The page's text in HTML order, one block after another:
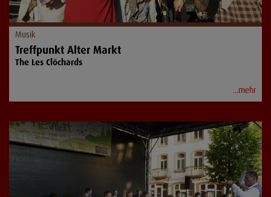
Musik
Treffpunkt Alter Markt
The Les Clöchards
...mehr